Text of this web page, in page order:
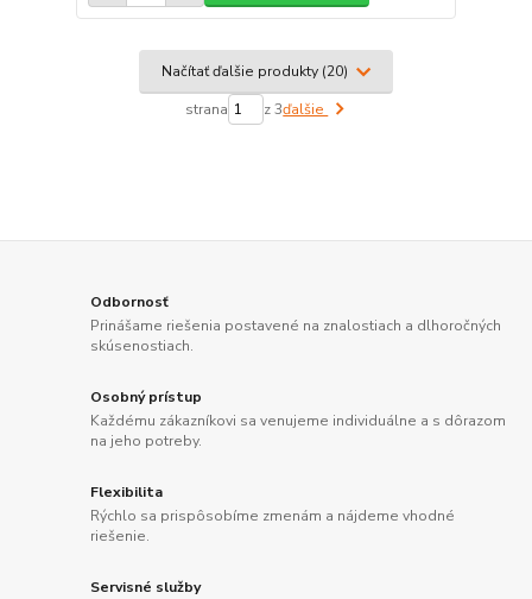
Načítať ďalšie produkty (20)
strana z 3ďalšie
Odbornosť
Prinášame riešenia postavené na znalostiach a dlhoročných
skúsenostiach.
Osobný prístup
Každému zákazníkovi sa venujeme individuálne a s dôrazom
na jeho potreby.
Flexibilita
Rýchlo sa prispôsobíme zmenám a nájdeme vhodné
riešenie.
Servisné služby